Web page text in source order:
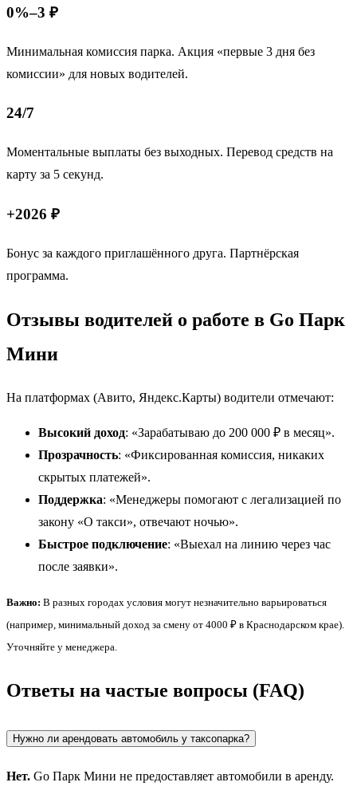
0%–3 ₽
Минимальная комиссия парка. Акция «первые 3 дня без
комиссии» для новых водителей.
24/7
Моментальные выплаты без выходных. Перевод средств на
карту за 5 секунд.
+2026 ₽
Бонус за каждого приглашённого друга. Партнёрская
программа.
Отзывы водителей о работе в Go Парк
Мини
На платформах (Авито, Яндекс.Карты) водители отмечают:
Высокий доход: «Зарабатываю до 200 000 ₽ в месяц».
Прозрачность: «Фиксированная комиссия, никаких
скрытых платежей».
Поддержка: «Менеджеры помогают с легализацией по
закону «О такси», отвечают ночью».
Быстрое подключение: «Выехал на линию через час
после заявки».
Важно: В разных городах условия могут незначительно варьироваться
(например, минимальный доход за смену от 4000 ₽ в Краснодарском крае).
Уточняйте у менеджера.
Ответы на частые вопросы (FAQ)
Нужно ли арендовать автомобиль у таксопарка?
Нет. Go Парк Мини не предоставляет автомобили в аренду.